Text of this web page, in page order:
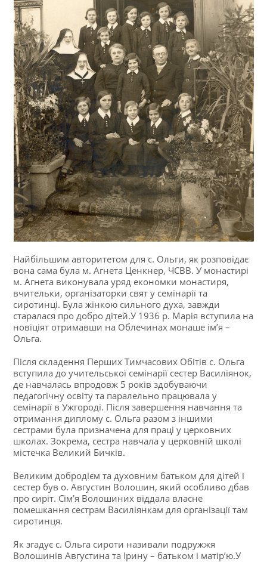
Найбільшим авторитетом для с. Ольги, як розповідає
вона сама була м. Агнета Ценкнер, ЧСВВ. У монастирі
м. Агнета виконувала уряд економки монастиря,
вчительки, організаторки свят у семінарії та
сиротинці. Була жінкою сильного духа, завжди
старалася про добро дітей.У 1936 р. Марія вступила на
новіціят отримавши на Облечинах монаше ім’я –
Ольга.
Після складення Перших Тимчасових Обітів с. Ольга
вступила до учительської семінарії сестер Василіянок,
де навчалась впродовж 5 років здобуваючи
педагогічну освіту та паралельно працювала у
семінарії в Ужгороді. Після завершення навчання та
отримання диплому с. Ольга разом з іншими
сестрами була призначена для праці у церковних
школах. Зокрема, сестра навчала у церковній школі
містечка Великий Бичків.
Великим добродієм та духовним батьком для дітей і
сестер був о. Августин Волошин, який особливо дбав
про сиріт. Сім’я Волошиних віддала власне
помешкання сестрам Василіянкам для організації там
сиротинця.
Як згадує с. Ольга сироти називали подружжя
Волошинів Августина та Ірину – батьком і матір’ю.У